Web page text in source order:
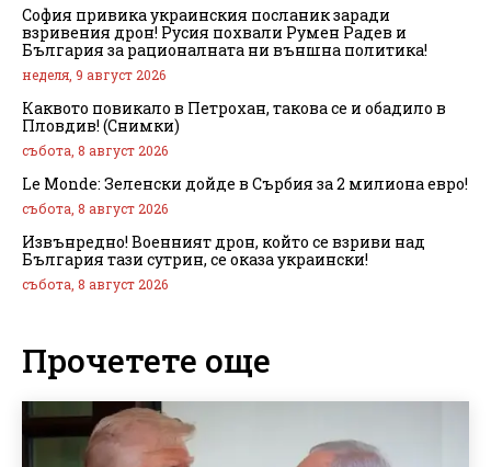
София привика украинския посланик заради
взривения дрон! Русия похвали Румен Радев и
България за рационалната ни външна политика!
неделя, 9 август 2026
Каквото повикало в Петрохан, такова се и обадило в
Пловдив! (Снимки)
събота, 8 август 2026
Le Monde: Зеленски дойде в Сърбия за 2 милиона евро!
събота, 8 август 2026
Извънредно! Военният дрон, който се взриви над
България тази сутрин, се оказа украински!
събота, 8 август 2026
Прочетете още